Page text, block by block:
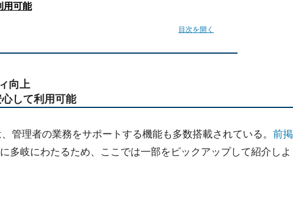
用可能
目次を開く
向上
して利用可能
管理者の業務をサポートする機能も多数搭載されている。 前掲
多岐にわたるため、ここでは一部をピックアップして紹介しよ